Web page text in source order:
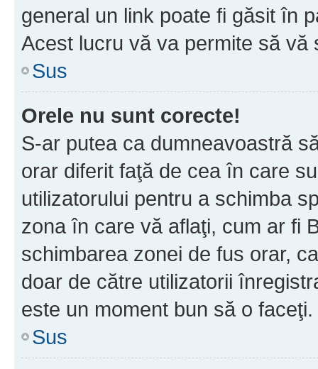
general un link poate fi găsit în
Acest lucru vă va permite să vă
Sus
Orele nu sunt corecte!
S-ar putea ca dumneavoastră
orar diferit faţă de cea în care
utilizatorului pentru a schimba
zona în care vă aflaţi, cum ar fi
schimbarea zonei de fus orar,
doar de către utilizatorii
este un moment bun să o faceţi.
Sus